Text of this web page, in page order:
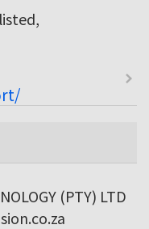
(PTY) LTD